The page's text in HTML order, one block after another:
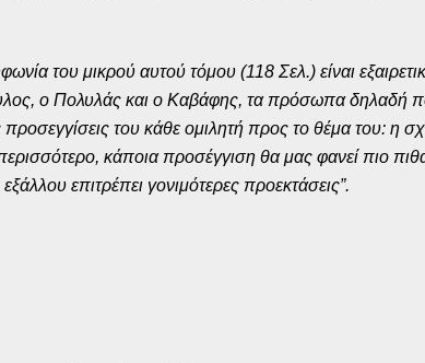
του μικρού αυτού τόμου (118 Σελ.) είναι
ο Πολυλάς και ο Καβάφης, τα πρόσωπα δηλαδή
προσεγγίσεις του κάθε ομιλητή προς το θέμα του:
κάποια προσέγγιση θα μας φανεί πιο
επιτρέπει γονιμότερες προεκτάσεις”.